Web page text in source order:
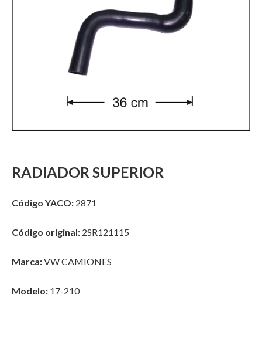
RADIADOR SUPERIOR
Código YACO: 2871
Código original: 2SR121115
Marca:VW CAMIONES
Modelo: 17-210